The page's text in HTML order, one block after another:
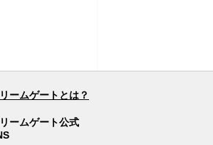
リームゲートとは？
リームゲート公式